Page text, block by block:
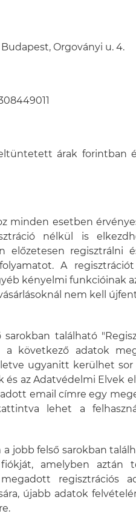
Orgoványi u. 4.
árak forintban
minden esetben
nélkül is
előzetesen regisztrálni
A
kényelmi funkcióinak
nem kell
található
következő adatok
ugyanitt kerülhet sor
az Adatvédelmi Elvek
email címre egy
lehet a
a jobb felső sarokban
amelyben aztán
regisztrációs
újabb adatok